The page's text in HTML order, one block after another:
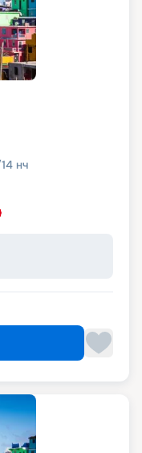
14 нч